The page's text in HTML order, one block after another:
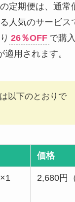
定期便は、通常
人気のサービス
26％OFF で購
適用されます。
以下のとおりで
価格
2,680円